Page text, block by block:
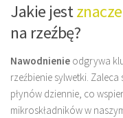
Jakie jest
na rzeźbę?
Nawodnienie odgrywa
rzeźbienie sylwetki.
płynów dziennie, co
mikroskładników w